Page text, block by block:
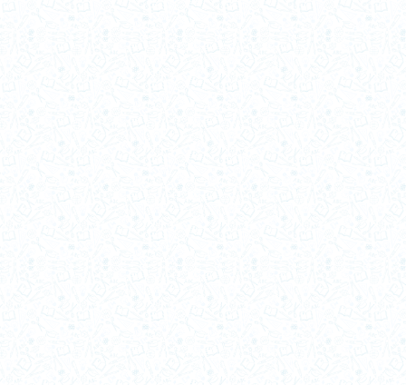
2015-a
2014-b
2014-a
2013-b
2012-a